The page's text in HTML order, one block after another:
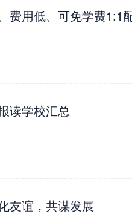
费用低、可免学费1:1
读学校汇总
友谊，共谋发展